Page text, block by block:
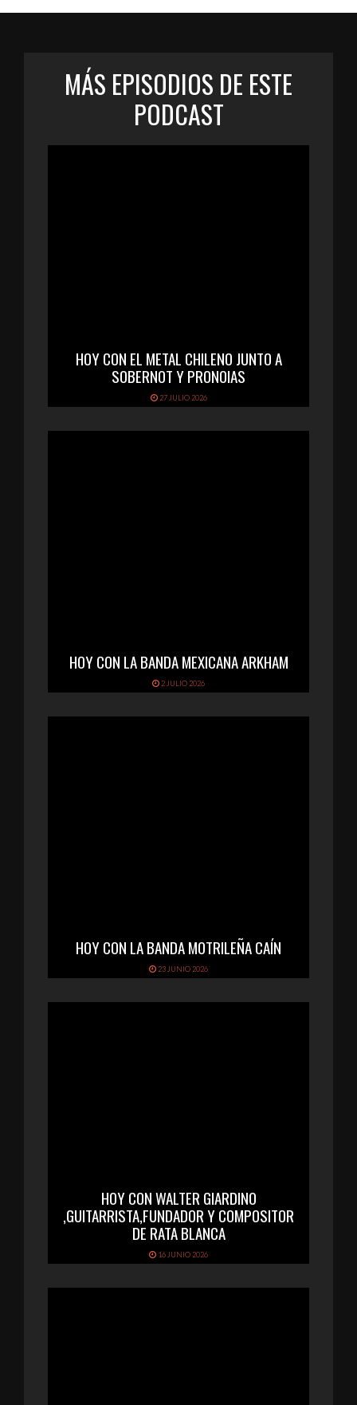
MÁS EPISODIOS DE ESTE
PODCAST
HOY CON EL METAL CHILENO JUNTO A
SOBERNOT Y PRONOIAS
27 JULIO 2026
HOY CON LA BANDA MEXICANA ARKHAM
2 JULIO 2026
HOY CON LA BANDA MOTRILEÑA CAÍN
23 JUNIO 2026
HOY CON WALTER GIARDINO
,GUITARRISTA,FUNDADOR Y COMPOSITOR
DE RATA BLANCA
16 JUNIO 2026